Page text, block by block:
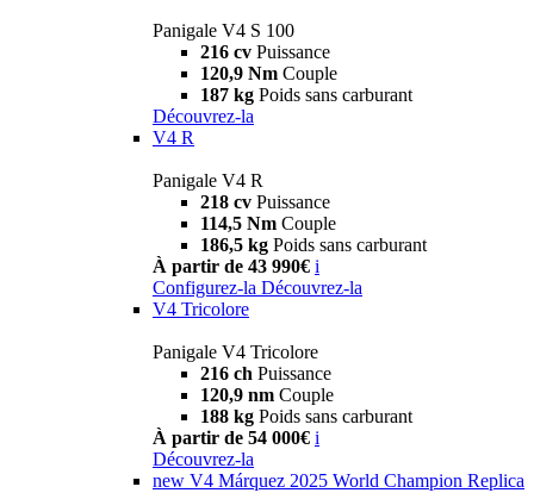
Panigale V4 S 100
216 cv Puissance
120,9 Nm Couple
187 kg Poids sans carburant
Découvrez-la
V4 R
Panigale V4 R
218 cv Puissance
114,5 Nm Couple
186,5 kg Poids sans carburant
À partir de 43 990€ i
Configurez-la Découvrez-la
V4 Tricolore
Panigale V4 Tricolore
216 ch Puissance
120,9 nm Couple
188 kg Poids sans carburant
À partir de 54 000€ i
Découvrez-la
new V4 Márquez 2025 World Champion Replica